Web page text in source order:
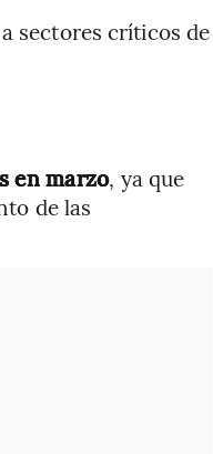
sectores críticos de
en marzo, ya que
de las